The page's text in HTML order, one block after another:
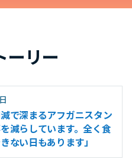
ーリー
で深まるアフガニスタン
減らしています。全く食
ない日もあります」